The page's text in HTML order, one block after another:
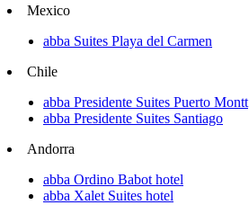
Mexico
abba Suites Playa del Carmen
Chile
abba Presidente Suites Puerto Montt
abba Presidente Suites Santiago
Andorra
abba Ordino Babot hotel
abba Xalet Suites hotel